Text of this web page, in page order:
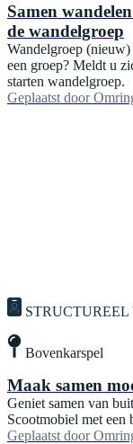
Samen
de wandelgroep
Wandelgroep
een groep? Meldt u
starten wandelgroep.
Geplaatst door
Bovenkarspel
Maak samen
Geniet samen van
Scootmobiel met een
Geplaatst door